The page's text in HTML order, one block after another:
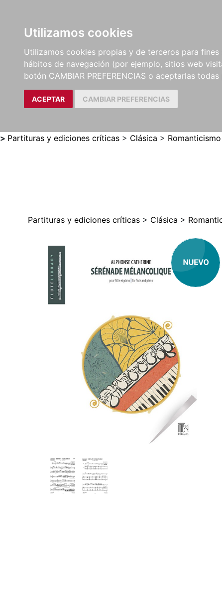
Utilizamos cookies
Utilizamos cookies propias y de terceros para
hábitos de navegación (por ejemplo, sitios web
botón CAMBIAR PREFERENCIAS o aceptarlas
ACEPTAR CAMBIAR PREFERENCIAS
LIBROS
MÉTODOS Y
EJERCICIOS
PARTITURAS Y
CRÍTICAS
> Partituras y ediciones críticas > Clásica > Romanticismo
Partituras y ediciones críticas > Clásica >